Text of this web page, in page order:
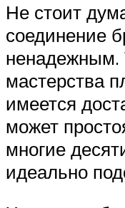
Не стоит
соединение
ненадежным.
мастерства
имеется
может
многие
идеально